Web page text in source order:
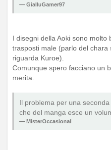
GialluGamer97
I disegni della Aoki sono
trasposti male (parlo del
riguarda Kuroe).
Comunque spero facciano un
merita.
Il problema per una
che del manga esce un
MisterOccasional